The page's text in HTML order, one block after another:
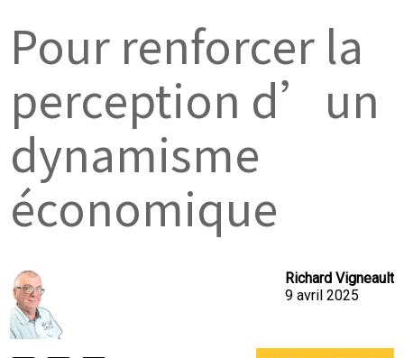
Pour renforcer la
perception d’un
dynamisme
économique
Richard Vigneault
9 avril 2025